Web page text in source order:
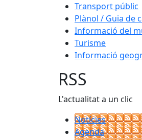
Transport públic
Plànol / Guia de
Informació del
Turisme
Informació
RSS
L'actualitat a un clic
Notícies
Agenda